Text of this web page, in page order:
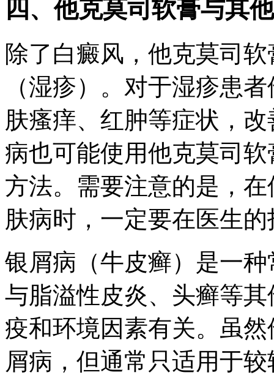
四、他克莫司软膏与其
除了白癜风，他克莫司
（湿疹）。对于湿疹患
肤瘙痒、红肿等症状，
病也可能使用他克莫司
方法。需要注意的是，
肤病时，一定要在医生
银屑病（牛皮癣）是一
与脂溢性皮炎、头癣等
疫和环境因素有关。虽
屑病，但通常只适用于